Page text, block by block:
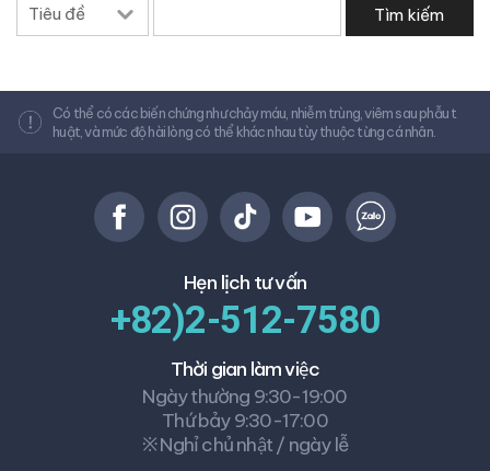
Có thể có các biến chứng như chảy máu, nhiễm trùng, viêm sau phẫu t
huật, và mức độ hài lòng có thể khác nhau tùy thuộc từng cá nhân.
Hẹn lịch tư vấn
+82)2-512-7580
Thời gian làm việc
Ngày thường 9:30-19:00
Thứ bảy 9:30-17:00
※ Nghỉ chủ nhật / ngày lễ